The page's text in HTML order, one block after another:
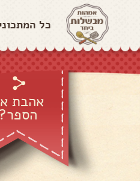
כל
אהבת
הספר?